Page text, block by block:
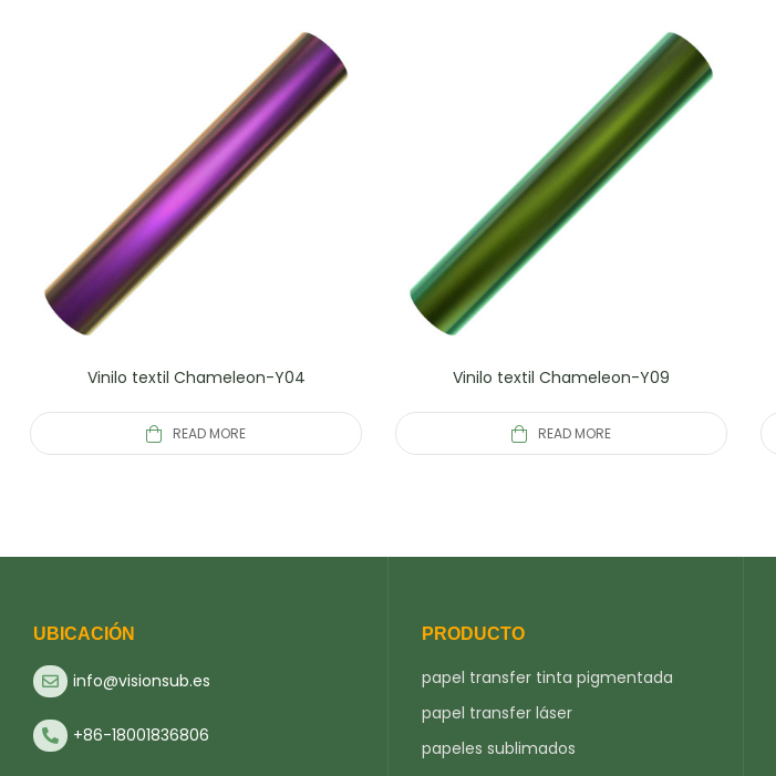
Vinilo textil Chameleon-Y04
READ MORE
Vinilo textil Chameleon-Y09
READ MORE
UBICACIÓN
info@visionsub.es
+86-18001836806
PRODUCTO
papel transfer tinta pigmentada
papel transfer láser
papeles sublimados